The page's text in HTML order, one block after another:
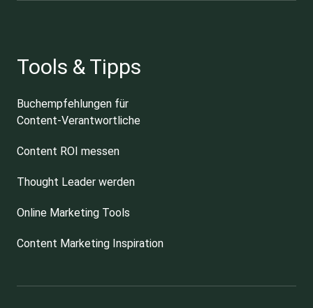
Tools & Tipps
Buchempfehlungen für
Content-Verantwortliche
Content ROI messen
Thought Leader werden
Online Marketing Tools
Content Marketing Inspiration